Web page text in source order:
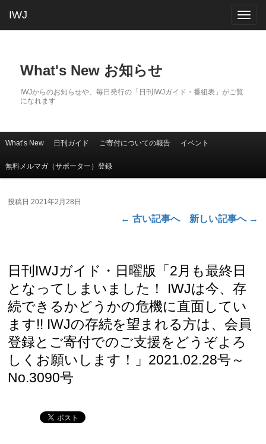
IWJ
What's New お知らせ
IWJからのお知らせや、毎日発行の「日刊IWJガイド・番組表」がご覧
になれます
メインコンテンツへ移動
サブコンテンツへ移動
What’s New 日刊ガイド ご寄付についての報告 イベント
無料メルマガ（サポーター）登録
← 古い記事へ 新しい記事へ →
日刊IWJガイド・日曜版「2月も最終日
となってしまいました！ IWJは今、存
続できるかどうかの危機に直面してい
ます!! IWJの存続を望まれる方は、会員
登録とご寄付でのご支援をどうぞよろ
しくお願いします！」2021.02.28号～
No.3090号
投稿日2021年2月28日